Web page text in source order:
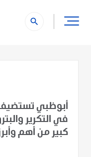
search
أبوظبي تستضيف
في التكرير
كبير من أهم